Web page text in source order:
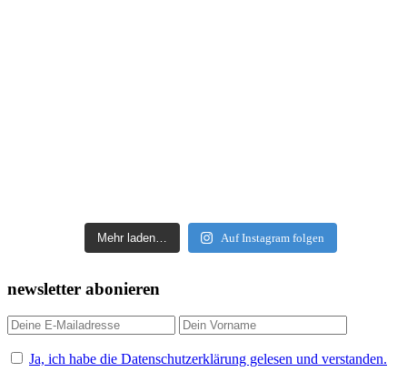
Mehr laden… Auf Instagram folgen
newsletter abonieren
Ja, ich habe die Datenschutzerklärung gelesen und verstanden.